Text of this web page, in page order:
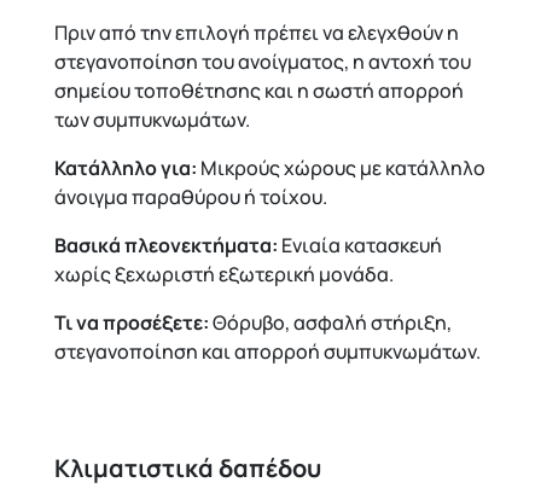
Πριν από την επιλογή πρέπει να ελεγχθούν η
στεγανοποίηση του ανοίγματος, η αντοχή του
σημείου τοποθέτησης και η σωστή απορροή
των συμπυκνωμάτων.
Κατάλληλο για: Μικρούς χώρους με κατάλληλο
άνοιγμα παραθύρου ή τοίχου.
Βασικά πλεονεκτήματα: Ενιαία κατασκευή
χωρίς ξεχωριστή εξωτερική μονάδα.
Τι να προσέξετε:Θόρυβο, ασφαλή στήριξη,
στεγανοποίηση και απορροή συμπυκνωμάτων.
Κλιματιστικά δαπέδου